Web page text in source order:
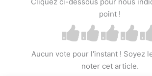
point !
Aucun vote pour l'instant ! Soyez
noter cet article.